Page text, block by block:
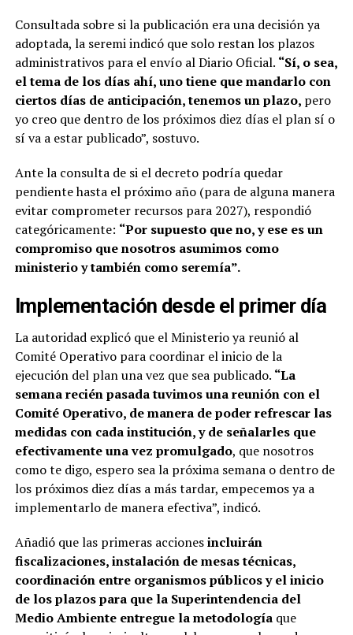
Consultada sobre si la publicación era una decisión ya
adoptada, la seremi indicó que solo restan los plazos
administrativos para el envío al Diario Oficial. “Sí, o sea,
el tema de los días ahí, uno tiene que mandarlo con
ciertos días de anticipación, tenemos un plazo, pero
yo creo que dentro de los próximos diez días el plan sí o
sí va a estar publicado”, sostuvo.
Ante la consulta de si el decreto podría quedar
pendiente hasta el próximo año (para de alguna manera
evitar comprometer recursos para 2027), respondió
categóricamente: “Por supuesto que no, y ese es un
compromiso que nosotros asumimos como
ministerio y también como seremía”.
Implementación desde el primer día
La autoridad explicó que el Ministerio ya reunió al
Comité Operativo para coordinar el inicio de la
ejecución del plan una vez que sea publicado. “La
semana recién pasada tuvimos una reunión con el
Comité Operativo, de manera de poder refrescar las
medidas con cada institución, y de señalarles que
efectivamente una vez promulgado, que nosotros
como te digo, espero sea la próxima semana o dentro de
los próximos diez días a más tardar, empecemos ya a
implementarlo de manera efectiva”, indicó.
Añadió que las primeras accionesincluirán
fiscalizaciones, instalación de mesas técnicas,
coordinación entre organismos públicos y el inicio
de los plazos para que la Superintendencia del
Medio Ambiente entregue la metodología que